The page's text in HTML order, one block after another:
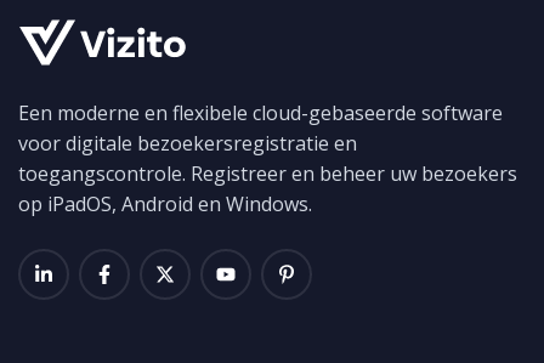
Een moderne en flexibele cloud-gebaseerde software
voor digitale bezoekersregistratie en
toegangscontrole. Registreer en beheer uw bezoekers
op iPadOS, Android en Windows.